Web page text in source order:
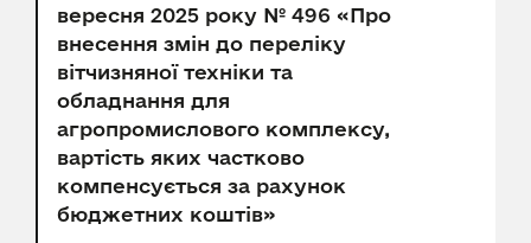
вересня 2025 року № 496 «Про
внесення змін до переліку
вітчизняної техніки та
обладнання для
агропромислового комплексу,
вартість яких частково
компенсується за рахунок
бюджетних коштів»